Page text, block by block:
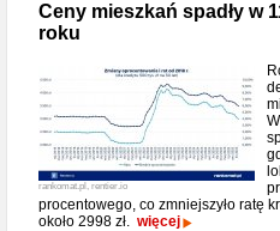
Ceny mieszkań spadły w
roku
rankomat.pl, rentier.io
procentowego, co zmniejszyło ratę
około 2998 zł. więcej